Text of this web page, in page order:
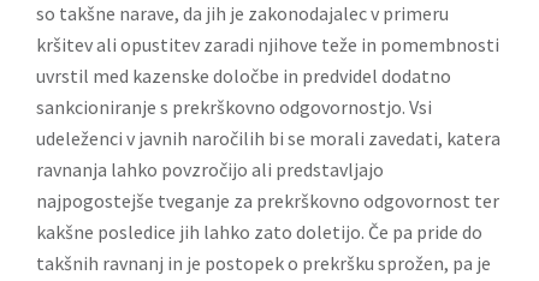
so takšne narave, da jih je zakonodajalec v primeru
kršitev ali opustitev zaradi njihove teže in pomembnosti
uvrstil med kazenske določbe in predvidel dodatno
sankcioniranje s prekrškovno odgovornostjo. Vsi
udeleženci v javnih naročilih bi se morali zavedati, katera
ravnanja lahko povzročijo ali predstavljajo
najpogostejše tveganje za prekrškovno odgovornost ter
kakšne posledice jih lahko zato doletijo. Če pa pride do
takšnih ravnanj in je postopek o prekršku sprožen, pa je